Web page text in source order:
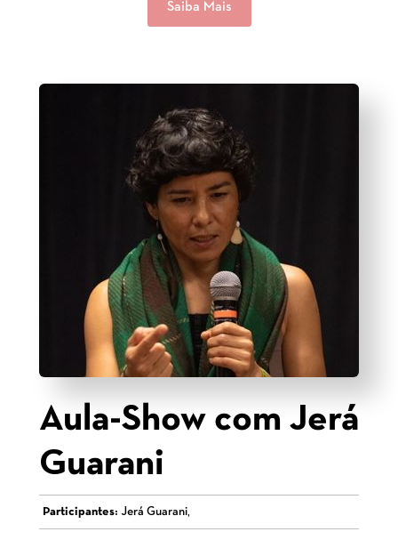
Saiba Mais
Aula-Show com Jerá
Guarani
Participantes: Jerá Guarani,